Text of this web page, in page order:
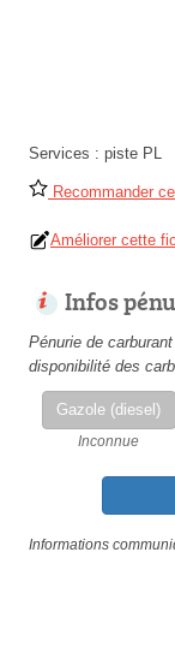
Services : piste PL
Recommander
Améliorer cette
Infos
Pénurie de
disponibilité des
Gazole (diesel)
Inconnue
Informations